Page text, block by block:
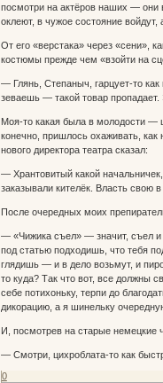
посмотри на актёров наших — они
оклеют, в чужое состояние
От его «верстака» через «сени»,
костюмы прежде чем «взойти на
— Глянь, Степаныч, гарцует-то
зеваешь — такой товар
Моя-то какая была в молодости —
конечно, пришлось охаживать,
нового директора театра сказал:
— Хрантовитый какой
заказывали кителёк. Власть свою
После очередных моих
— «Чижика съел» — значит, съел и
под статью подходишь, что тебя
глядишь — и в дело возьмут, и
то куда? Так что вот, все должны
себе потихоньку, терпи до
дикорацию, а я шинельку
И, посмотрев на старые немецкие
— Смотри, цихроблата-то как
0